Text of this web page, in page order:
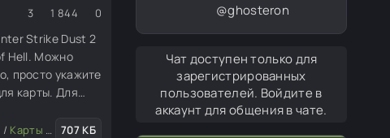
(динамическая кампания)
3 1 844 0
Strike Dust 2
Hell. Можно
просто укажите
карты. Для
/ Карты для редактора 707 КБ
@ghosteron
Чат доступен только для
зарегистрированных
пользователей. Войдите в
аккаунт для общения в чате.